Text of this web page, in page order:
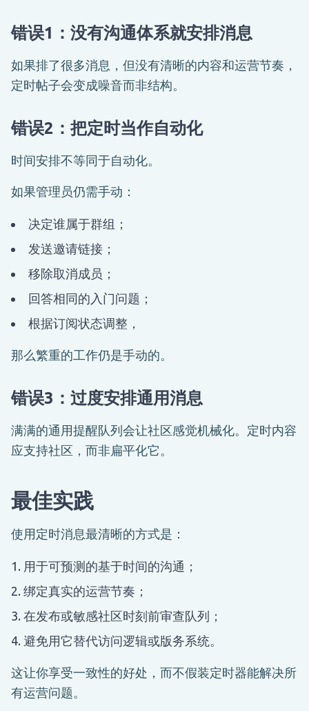
错误1：没有沟通体系就安排消息
如果排了很多消息，但没有清晰的内容和运营节奏，
定时帖子会变成噪音而非结构。
错误2：把定时当作自动化
时间安排不等同于自动化。
如果管理员仍需手动：
决定谁属于群组；
发送邀请链接；
移除取消成员；
回答相同的入门问题；
根据订阅状态调整，
那么繁重的工作仍是手动的。
错误3：过度安排通用消息
满满的通用提醒队列会让社区感觉机械化。定时内容
应支持社区，而非扁平化它。
最佳实践
使用定时消息最清晰的方式是：
用于可预测的基于时间的沟通；
绑定真实的运营节奏；
在发布或敏感社区时刻前审查队列；
避免用它替代访问逻辑或版务系统。
这让你享受一致性的好处，而不假装定时器能解决所
有运营问题。